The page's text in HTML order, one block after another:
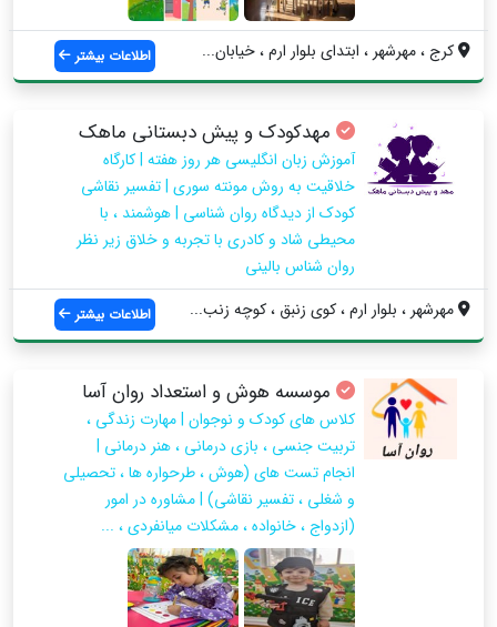
کرج ، مهرشهر ، ابتدای بلوار ارم ، خیابان... اطلاعات بیشتر
مهدکودک و پیش دبستانی ماهک
آموزش زبان انگلیسی هر روز هفته | کارگاه
خلاقیت به روش مونته سوری | تفسیر نقاشی
کودک از دیدگاه روان شناسی | هوشمند ، با
محیطی شاد و کادری با تجربه و خلاق زیر نظر
روان شناس بالینی
مهرشهر ، بلوار ارم ، کوی زنبق ، کوچه زنب...
اطلاعات بیشتر
موسسه هوش و استعداد روان آسا
کلاس های کودک و نوجوان | مهارت زندگی ،
تربیت جنسی ، بازی درمانی ، هنر درمانی |
انجام تست های (هوش ، طرحواره ها ، تحصیلی
و شغلی ، تفسیر نقاشی) | مشاوره در امور
(ازدواج ، خانواده ، مشکلات میانفردی ، ...